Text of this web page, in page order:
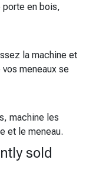
porte en bois,
la machine et
meneaux se
machine les
et le meneau.
sold